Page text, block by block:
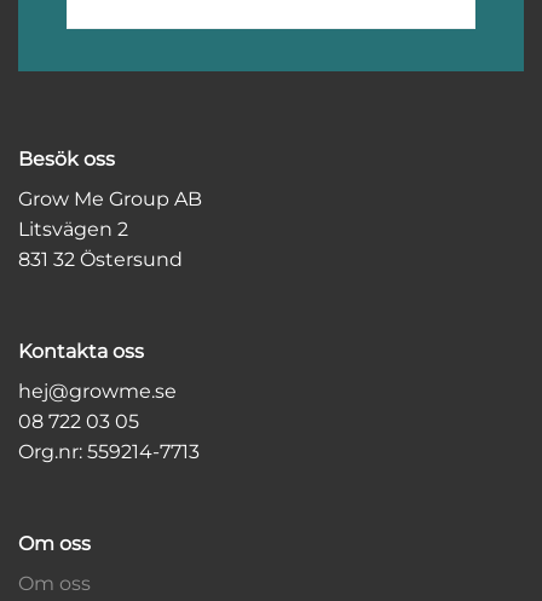
Besök oss
Grow Me Group AB
Litsvägen 2
831 32 Östersund
Kontakta oss
hej@growme.se
08 722 03 05
Org.nr: 559214-7713
Om oss
Om oss